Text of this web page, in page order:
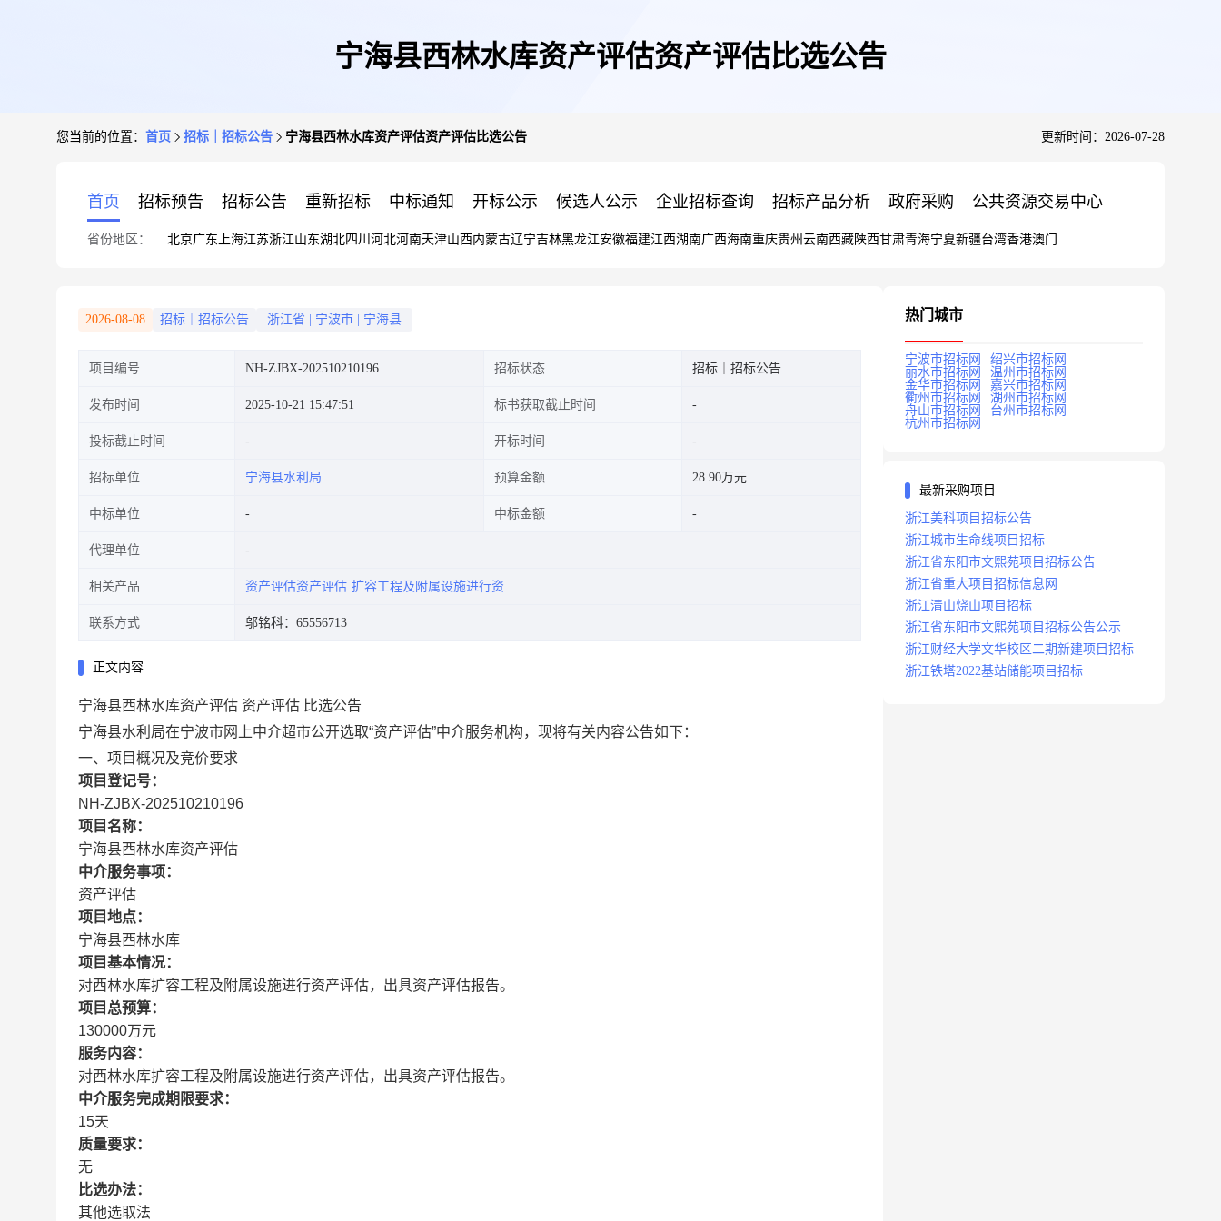
宁海县西林水库资产评估资产评估比选公告
您当前的位置： 首页 招标｜招标公告 宁海县西林水库资产评估资产评估比选公告 更新时间：2026-07-28
首页 招标预告 招标公告 重新招标 中标通知 开标公示 候选人公示 企业招标查询 招标产品分析 政府采购 公共资源交易中心
省份地区： 北京广东 上海江苏浙江山东湖北四川 河北河南天津山西内蒙古辽宁吉林黑龙江安徽福建江西湖南广西海南重庆贵州 云南西藏陕西甘肃青海宁夏新疆台湾香港澳门
2026-08-08 招标｜招标公告 浙江省 宁波市 宁海县
项目编号 NH-ZJBX-202510210196 招标状态 招标｜招标公告
发布时间 2025-10-21 15:47:51 标书获取截止时间
投标截止时间 开标时间
招标单位 宁海县水利局 预算金额 28.90万元
中标单位 中标金额
代理单位
相关产品 资产评估资产评估 扩容工程及附属设施进行资
联系方式 邬铭科：65556713
正文内容
宁海县西林水库资产评估 资产评估 比选公告
宁海县水利局在宁波市网上中介超市公开选取“资产评估”中介服务机构，现将有关内容公告如下：
一、项目概况及竞价要求
项目登记号：
NH-ZJBX-202510210196
项目名称：
宁海县西林水库资产评估
中介服务事项：
资产评估
项目地点：
宁海县西林水库
项目基本情况：
对西林水库扩容工程及附属设施进行资产评估，出具资产评估报告。
项目总预算：
130000万元
服务内容：
对西林水库扩容工程及附属设施进行资产评估，出具资产评估报告。
中介服务完成期限要求：
15天
质量要求：
无
比选办法：
其他选取法
热门城市
宁波市招标网
绍兴市招标网
丽水市招标网
温州市招标网
金华市招标网
嘉兴市招标网
衢州市招标网
湖州市招标网
舟山市招标网
台州市招标网
杭州市招标网
最新采购项目
浙江美科项目招标公告
浙江城市生命线项目招标
浙江省东阳市文熙苑项目招标公告
浙江省重大项目招标信息网
浙江清山烧山项目招标
浙江省东阳市文熙苑项目招标公告公示
浙江财经大学文华校区二期新建项目招标
浙江铁塔2022基站储能项目招标